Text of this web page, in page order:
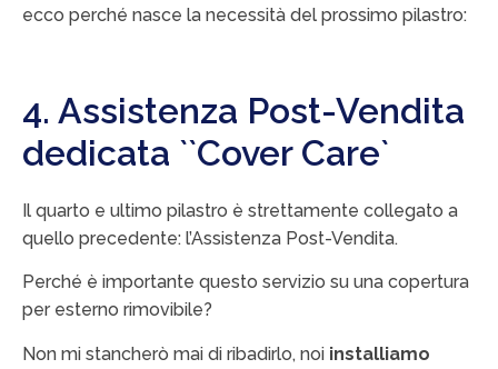
ecco perché nasce la necessità del prossimo pilastro:
4. Assistenza Post-Vendita
dedicata ``Cover Care`
Il quarto e ultimo pilastro è strettamente collegato a
quello precedente: l’Assistenza Post-Vendita.
Perché è importante questo servizio su una copertura
per esterno rimovibile?
Non mi stancherò mai di ribadirlo, noi installiamo